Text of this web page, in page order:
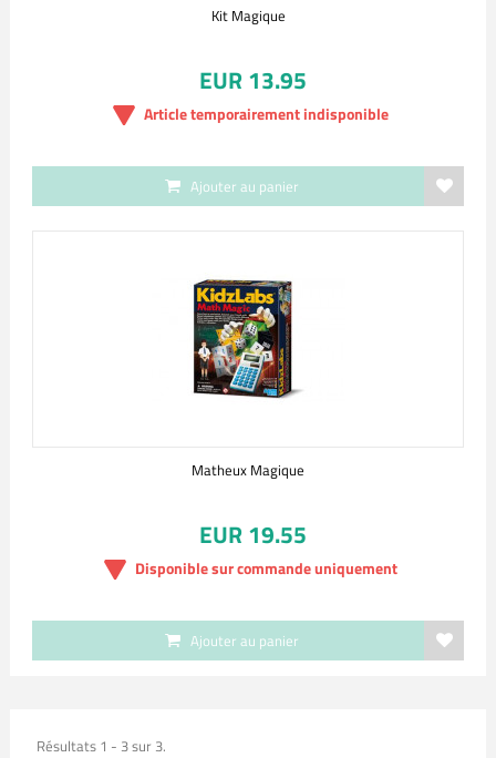
Kit Magique
EUR 13.95
Article temporairement indisponible
Ajouter au panier
Matheux Magique
EUR 19.55
Disponible sur commande uniquement
Ajouter au panier
Résultats 1 - 3 sur 3.